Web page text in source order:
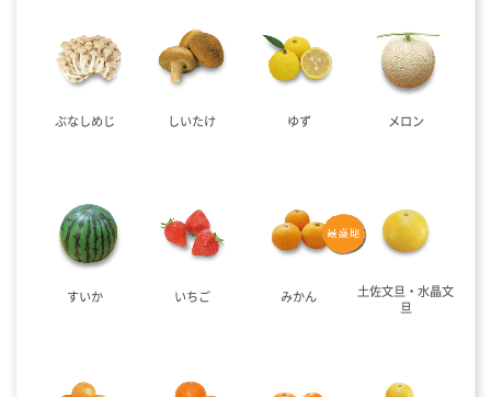
ぶなしめじ しいたけ ゆず メロン
すいか いちご みかん
土佐文旦・水晶文
旦